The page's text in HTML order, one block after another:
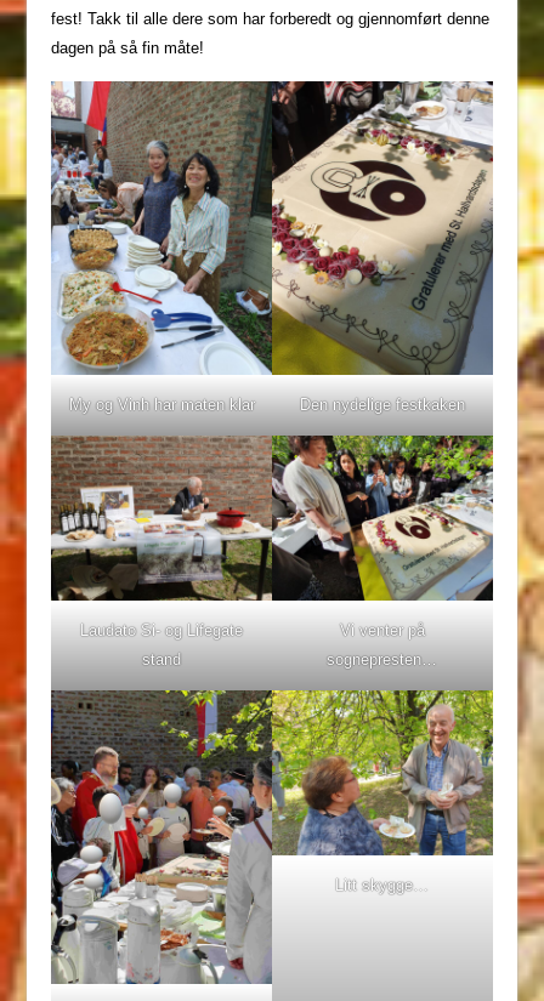
fest! Takk til alle dere som har forberedt og gjennomført denne
dagen på så fin måte!
My og Vinh har maten klar Den nydelige festkaken
Laudato Si- og Lifegate
stand
Vi venter på
sognepresten…
Litt skygge…